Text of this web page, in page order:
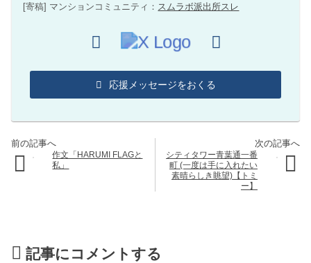
[寄稿] マンションコミュニティ： スムラボ派出所スレ
応援メッセージをおくる
作文「HARUMI FLAGと
私」
シティタワー青葉通一番
町 (一度は手に入れたい
素晴らしき眺望)【トミ
ー】
記事にコメントする